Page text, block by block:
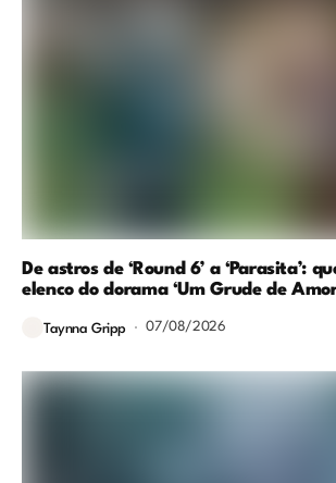
De astros de ‘Round 6’ a ‘Parasita’:
elenco do dorama ‘Um Grude de
Taynna Gripp 07/08/2026